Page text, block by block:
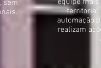
sem
equipe mais
automação
realizam